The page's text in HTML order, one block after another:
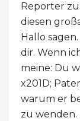
Reporter zu
diesen
Hallo
dir. Wenn
meine: Du
x201D;
warum er
zu wenden.